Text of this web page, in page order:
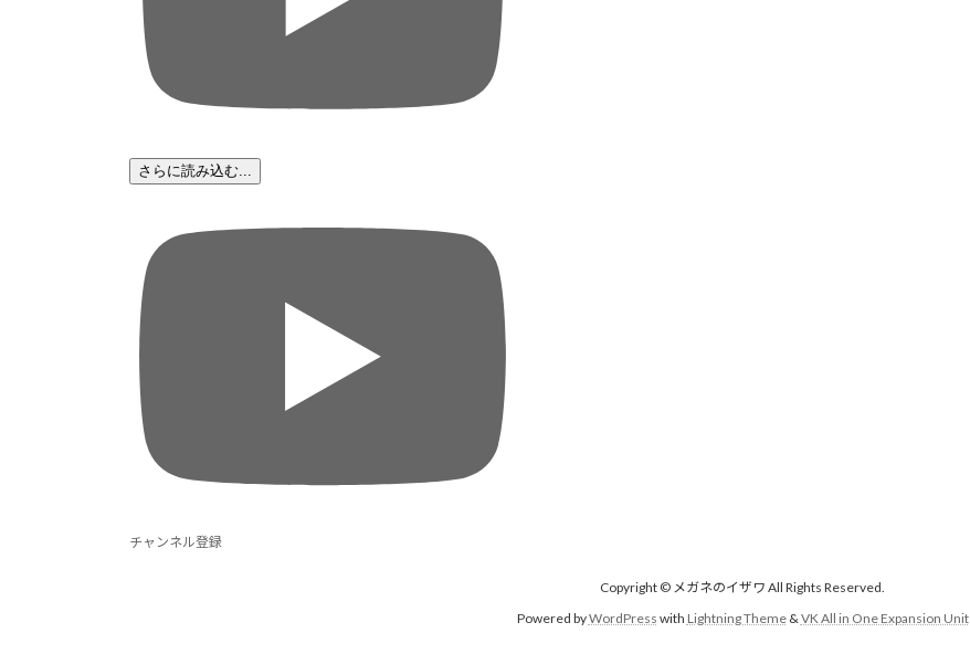
さらに読み込む...
チャンネル登録
Copyright © メガネのイザワ All Rights Reserved.
Powered byWordPress with Lightning Theme& VK All in One Expansion Unit